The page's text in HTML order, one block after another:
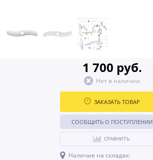
1 700 руб.
Нет в наличии
ЗАКАЗАТЬ ТОВАР
СООБЩИТЬ О ПОСТУПЛЕНИИ
СРАВНИТЬ
Наличие на складах: